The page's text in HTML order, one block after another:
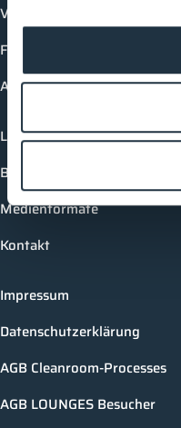
Vorträge
Future-Faces
Academy
Login
Buchungsmöglichkeiten
Medienformate
Kontakt
Impressum
Datenschutzerklärung
AGB Cleanroom-Processes
AGB LOUNGES Besucher